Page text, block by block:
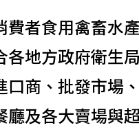
費者食用禽畜水
各地方政府衛生
口商、批發市場
廳及各大賣場與